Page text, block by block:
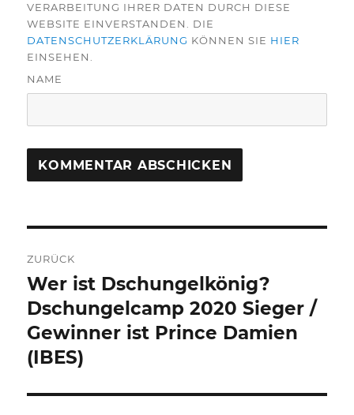
VERARBEITUNG IHRER DATEN DURCH DIESE
WEBSITE EINVERSTANDEN. DIE
DATENSCHUTZERKLÄRUNG KÖNNEN SIE HIER
EINSEHEN.
NAME
ZURÜCK
Vorheriger
Beitrag:
Wer ist Dschungelkönig?
Dschungelcamp 2020 Sieger /
Gewinner ist Prince Damien
(IBES)